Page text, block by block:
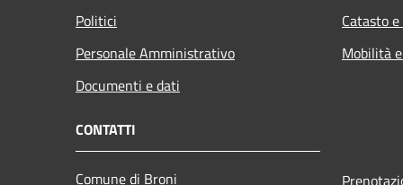
Politici
Personale Amministrativo
Documenti e dati
Catasto
Mobilità
CONTATTI
Comune di Broni